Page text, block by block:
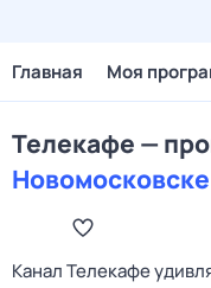
Главная Моя
Телекафе —
Новомосковске
Канал Телекафе